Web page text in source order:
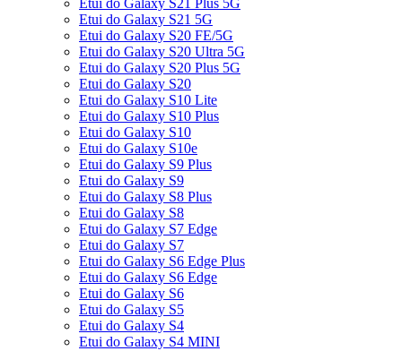
Etui do Galaxy S21 Plus 5G
Etui do Galaxy S21 5G
Etui do Galaxy S20 FE/5G
Etui do Galaxy S20 Ultra 5G
Etui do Galaxy S20 Plus 5G
Etui do Galaxy S20
Etui do Galaxy S10 Lite
Etui do Galaxy S10 Plus
Etui do Galaxy S10
Etui do Galaxy S10e
Etui do Galaxy S9 Plus
Etui do Galaxy S9
Etui do Galaxy S8 Plus
Etui do Galaxy S8
Etui do Galaxy S7 Edge
Etui do Galaxy S7
Etui do Galaxy S6 Edge Plus
Etui do Galaxy S6 Edge
Etui do Galaxy S6
Etui do Galaxy S5
Etui do Galaxy S4
Etui do Galaxy S4 MINI